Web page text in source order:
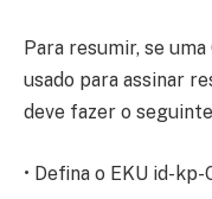
Para resumir, se
usado para assinar
deve fazer o
• Defina o EKU id-